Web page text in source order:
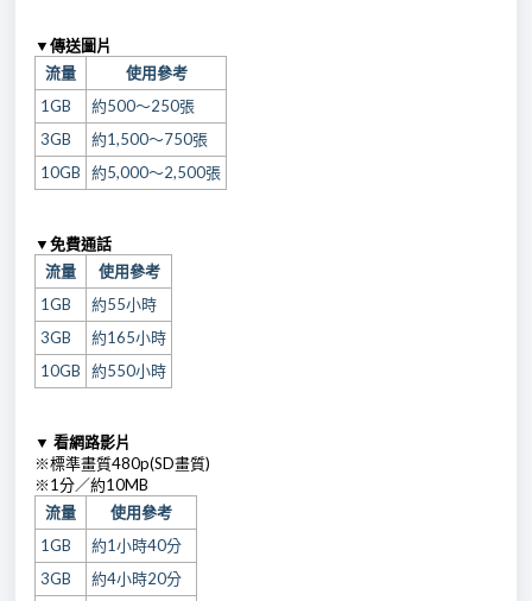
▼傳送圖片
流量
使用參考
1GB
約500～250張
3GB
約1,500～750張
10GB
約5,000～2,500張
▼免費通話
流量
使用參考
1GB
約55小時
3GB
約165小時
10GB
約550小時
▼ 看網路影片
※標準畫質480p(SD畫質)
※1分／約10MB
流量
使用參考
1GB
約1小時40分
3GB
約4小時20分